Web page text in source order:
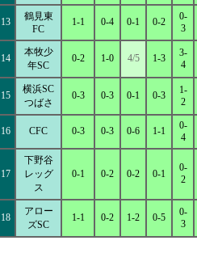
13
鶴見東
FC
1-1 0-4 0-1 0-2
0-
3
14
本牧少
年SC
0-2 1-0 4/5 1-3
3-
4
15
横浜SC
つばさ
0-3 0-3 0-1 0-3
1-
2
16 CFC 0-3 0-3 0-6 1-1
0-
4
17
下野谷
レッグ
ス
0-1 0-2 0-2 0-1
0-
2
18
アロー
ズSC
1-1 0-2 1-2 0-5
0-
3